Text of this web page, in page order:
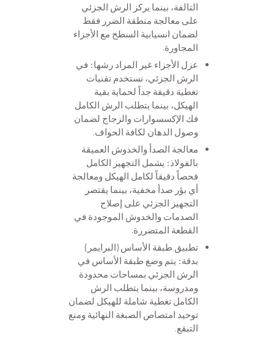
التالفة، بينما يركز الرش الجزئي
على معالجة منطقة الضرر فقط
لضمان انسيابية السطح مع الأجزاء
المجاورة.
عزل الأجزاء غير المراد رشها: في
الرش الجزئي، نستخدم تقنيات
تغطية دقيقة جداً لحماية بقية
الهيكل، بينما يتطلب الرش الكامل
فك الإكسسوارات والزجاج لضمان
وصول الدهان لكافة الحواف.
معالجة الصدأ والخدوش العميقة
بالفولاذ: يشمل التجهيز الكامل
فحصاً دقيقاً لكامل الهيكل ومعالجة
أي بؤر صدأ مخفية، بينما يقتصر
التجهيز الجزئي على إصلاح
الصدمات والخدوش الموجودة في
القطعة المتضررة.
تطبيق طبقة الأساس (البرايمر)
بدقة: يتم وضع طبقة الأساس في
الرش الجزئي بمساحات محدودة
ومدروسة، بينما يتطلب الرش
الكامل تغطية شاملة للهيكل لضمان
توحيد امتصاص الصبغة النهائية ومنع
التبقع.